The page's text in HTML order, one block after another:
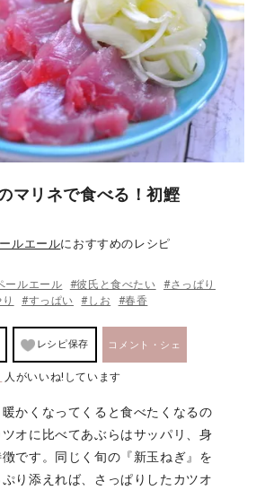
マリネで食べる！初鰹
ルエールにおすすめのレシピ
ールエール #彼氏と食べたい
#さっぱり
#すっぱい #しお #春香
レシピ保存 コメント・シェ
人がいいね!しています
かくなってくると食べたくなるの
オに比べてあぶらはサッパリ、身
です。同じく旬の『新玉ねぎ』を
ぷり添えれば、さっぱりしたカツオ